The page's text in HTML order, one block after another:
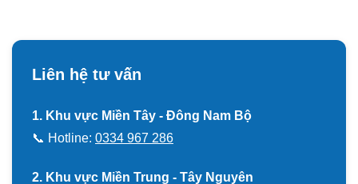
Liên hệ tư vấn
1. Khu vực Miền Tây - Đông Nam Bộ
📞 Hotline: 0334 967 286
2. Khu vực Miền Trung - Tây Nguyên